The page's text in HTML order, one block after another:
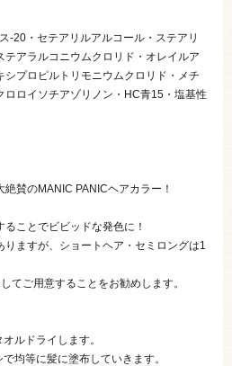
-20・セテアリルアルコール・ステアリ
テアラルコニウムクロリド・オレイルア
シプロピルトリモニウムクロリド・メチ
ロロイソチアゾリノン・HC青15・塩基性
賛のMANIC PANICヘアカラー！
ことでビビッドな発色に！
ますが、ショートヘア・セミロングは1
てご用意することをお勧めします。
ルドライします。
均等に髪に塗布していきます。